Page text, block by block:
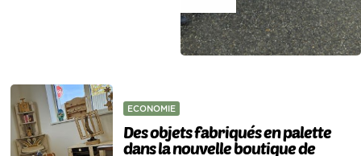
ECONOMIE
Des objets fabriqués en palette
dans la nouvelle boutique de